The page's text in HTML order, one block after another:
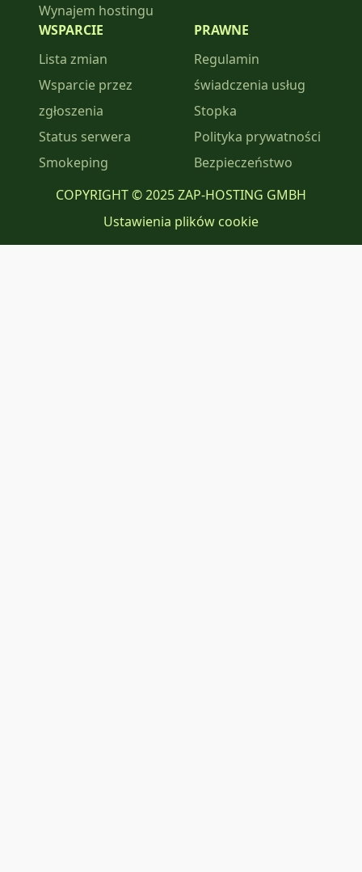
Wynajem hostingu
WSPARCIE
Lista zmian
Wsparcie przez
zgłoszenia
Status serwera
Smokeping
PRAWNE
Regulamin
świadczenia usług
Stopka
Polityka prywatności
Bezpieczeństwo
COPYRIGHT © 2025 ZAP-HOSTING GMBH
Ustawienia plików cookie